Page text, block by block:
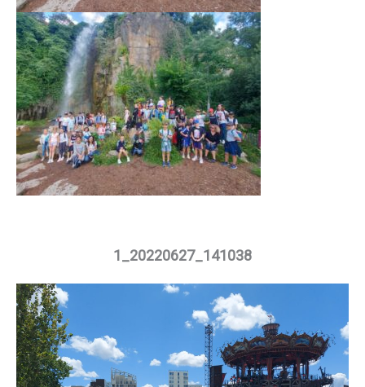
1_20220627_141038